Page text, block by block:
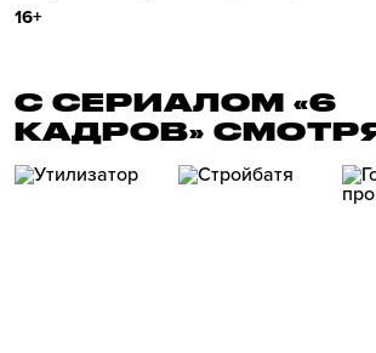
16+
С СЕРИАЛОМ «6
КАДРОВ»